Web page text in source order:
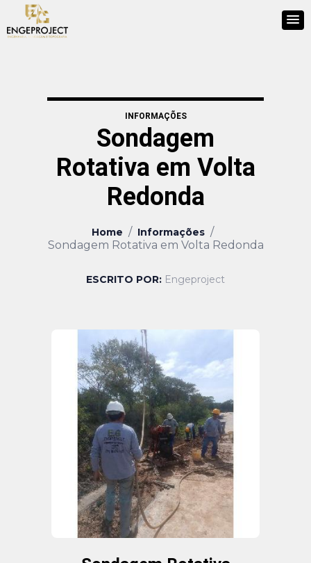
INFORMAÇÕES
Sondagem
Rotativa em Volta
Redonda
Home / Informações /
Sondagem Rotativa em Volta Redonda
ESCRITO POR: Engeproject